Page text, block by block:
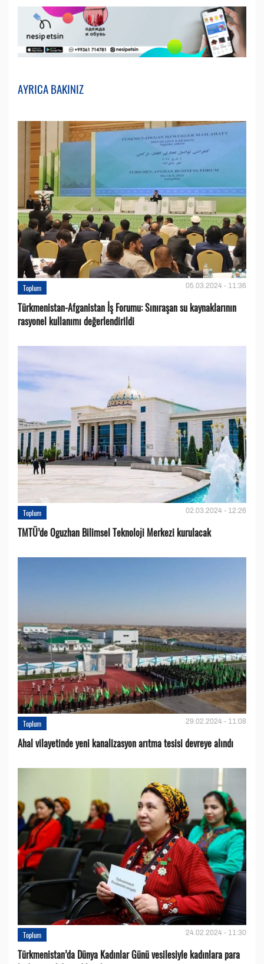
AYRICA BAKINIZ
Toplum 05.03.2024 - 11:36
Türkmenistan-Afganistan İş Forumu: Sınıraşan su kaynaklarının
rasyonel kullanımı değerlendirildi
Toplum 02.03.2024 - 12:26
TMTÜ’de Oguzhan Bilimsel Teknoloji Merkezi kurulacak
Toplum 29.02.2024 - 11:08
Ahal vilayetinde yeni kanalizasyon arıtma tesisi devreye alındı
Toplum 24.02.2024 - 11:30
Türkmenistan’da Dünya Kadınlar Günü vesilesiyle kadınlara para